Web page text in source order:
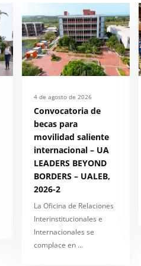
4 de agosto de 2026
Convocatoria de
becas para
movilidad saliente
internacional – UA
LEADERS BEYOND
BORDERS – UALEB,
2026-2
La Oficina de Relaciones
Interinstitucionales e
Internacionales se
complace en …